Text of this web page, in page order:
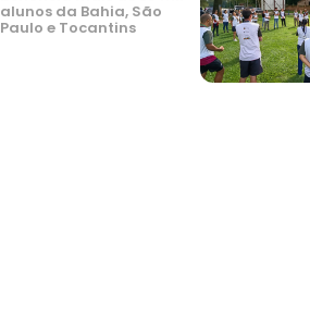
alunos da Bahia, São
Paulo e Tocantins